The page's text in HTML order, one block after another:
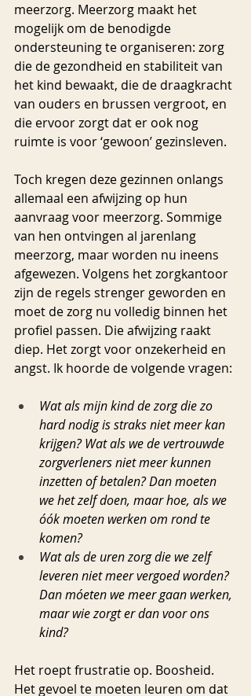
meerzorg. Meerzorg maakt het
mogelijk om de benodigde
ondersteuning te organiseren: zorg
die de gezondheid en stabiliteit van
het kind bewaakt, die de draagkracht
van ouders en brussen vergroot, en
die ervoor zorgt dat er ook nog
ruimte is voor ‘gewoon’ gezinsleven.
Toch kregen deze gezinnen onlangs
allemaal een afwijzing op hun
aanvraag voor meerzorg. Sommige
van hen ontvingen al jarenlang
meerzorg, maar worden nu ineens
afgewezen. Volgens het zorgkantoor
zijn de regels strenger geworden en
moet de zorg nu volledig binnen het
profiel passen. Die afwijzing raakt
diep. Het zorgt voor onzekerheid en
angst. Ik hoorde de volgende vragen:
Wat als mijn kind de zorg die zo
hard nodig is straks niet meer kan
krijgen? Wat als we de vertrouwde
zorgverleners niet meer kunnen
inzetten of betalen? Dan moeten
we het zelf doen, maar hoe, als we
óók moeten werken om rond te
komen?
Wat als de uren zorg die we zelf
leveren niet meer vergoed worden?
Dan móeten we meer gaan werken,
maar wie zorgt er dan voor ons
kind?
Het roept frustratie op. Boosheid.
Het gevoel te moeten leuren om dat